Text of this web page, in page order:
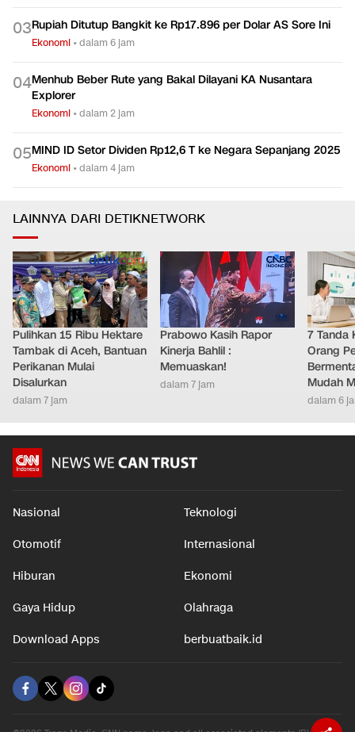
03Rupiah Ditutup Bangkit ke Rp17.896 per Dolar AS Sore Ini
Ekonomi •dalam 6 jam
04Menhub Beber Rute yang Bakal Dilayani KA Nusantara
Explorer
Ekonomi •dalam 2 jam
05MIND ID Setor Dividen Rp12,6 T ke Negara Sepanjang 2025
Ekonomi •dalam 4 jam
LAINNYA DARI DETIKNETWORK
Pulihkan 15 Ribu Hektare
Tambak di Aceh, Bantuan
Perikanan Mulai
Disalurkan
dalam 7 jam
Prabowo Kasih Rapor
Kinerja Bahlil :
Memuaskan!
dalam 7 jam
7 Tanda
Orang
Mudah
dalam 6
Nasional Teknologi
Otomotif Internasional
Hiburan Ekonomi
Gaya Hidup Olahraga
Download Apps berbuatbaik.id